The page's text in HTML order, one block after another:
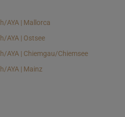
AYA | Mallorca
AYA | Ostsee
AYA | Chiemgau/Chiemsee
AYA | Mainz